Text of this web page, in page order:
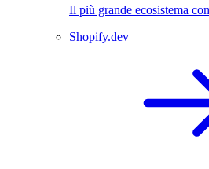
Il più grande ecosistema
Shopify.dev